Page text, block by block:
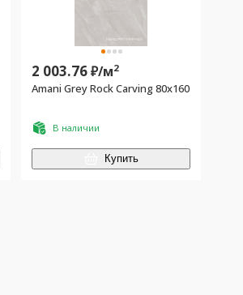
2 003.76₽/м2
Amani Grey Rock Carving 80x160
В наличии
Купить